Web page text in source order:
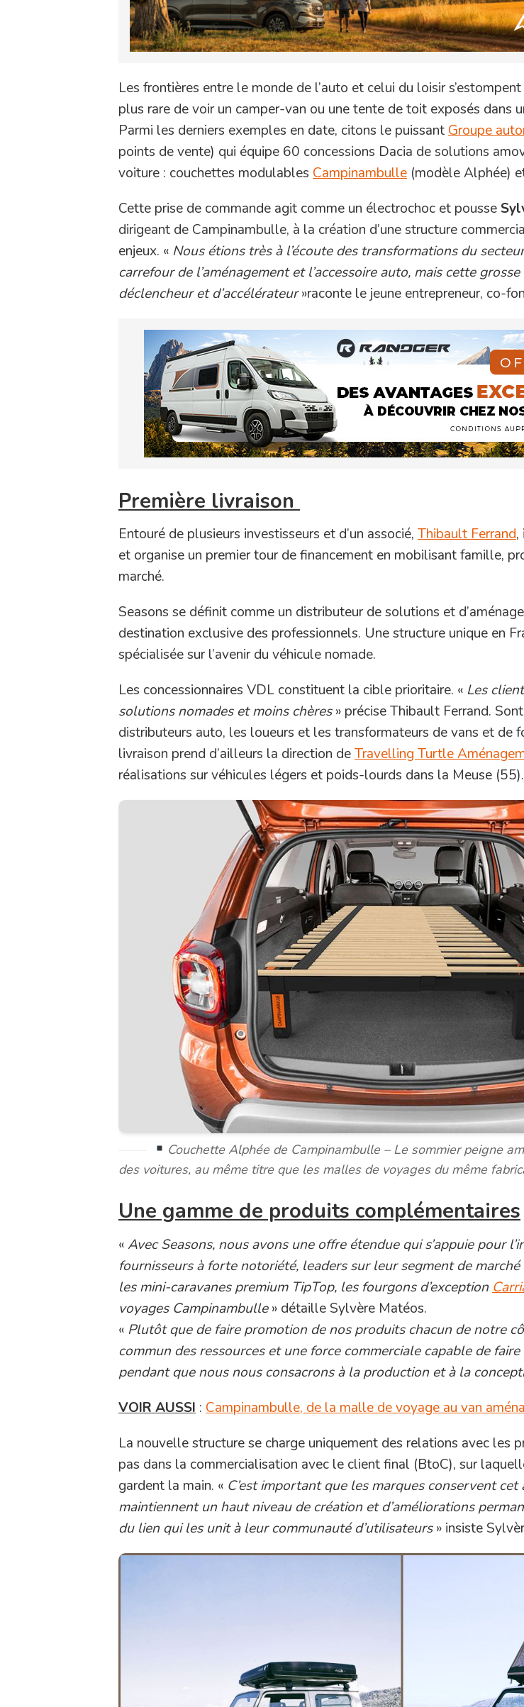
Les frontières entre le monde de l’auto et celui du loisir
plus rare de voir un camper-van ou une tente de toit exposés dans
Parmi les derniers exemples en date, citons le puissant Groupe
points de vente) qui équipe 60 concessions Dacia de solutions
voiture : couchettes modulables Campinambulle (modèle Alphée)
Cette prise de commande agit comme un électrochoc et pousse
dirigeant de Campinambulle, à la création d’une structure
enjeux. « Nous étions très à l’écoute des transformations du
carrefour de l’aménagement et l’accessoire auto, mais cette
déclencheur et d’accélérateur»raconte le jeune entrepreneur, co-
Première livraison
Entouré de plusieurs investisseurs et d’un associé, Thibault Ferrand,
et organise un premier tour de financement en mobilisant famille,
marché.
Seasons se définit comme un distributeur de solutions et
destination exclusive des professionnels. Une structure unique en
spécialisée sur l’avenir du véhicule nomade.
Les concessionnaires VDL constituent la cible prioritaire. « Les
solutions nomades et moins chères» précise Thibault Ferrand.
distributeurs auto, les loueurs et les transformateurs de vans et de
livraison prend d’ailleurs la direction deTravelling Turtle
réalisations sur véhicules légers et poids-lourds dans la Meuse (55).
Couchette Alphée de Campinambulle – Le sommier peigne
des voitures, au même titre que les malles de voyages du même
Une gamme de produits complémentaires
«Avec Seasons, nous avons une offre étendue qui s’appuie pour
fournisseurs à forte notoriété, leaders sur leur segment de
les mini-caravanes premium TipTop, les fourgons d’exception
voyages Campinambulle» détaille Sylvère Matéos.
« Plutôt que de faire promotion de nos produits chacun de notre
commun des ressources et une force commerciale capable de
pendant que nous nous consacrons à la production et à la
VOIR AUSSI : Campinambulle, de la malle de voyage au van
La nouvelle structure se charge uniquement des relations avec les
pas dans la commercialisation avec le client final (BtoC), sur
gardent la main. « C’est important que les marques conservent cet
maintiennent un haut niveau de création et d’améliorations
du lien qui les unit à leur communauté d’utilisateurs» insiste